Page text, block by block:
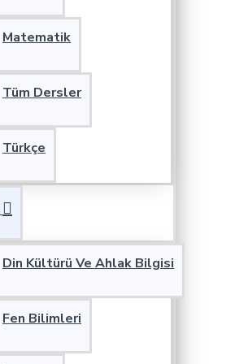
Matematik
Tüm Dersler
Türkçe
Din Kültürü Ve Ahlak Bilgisi
Fen Bilimleri